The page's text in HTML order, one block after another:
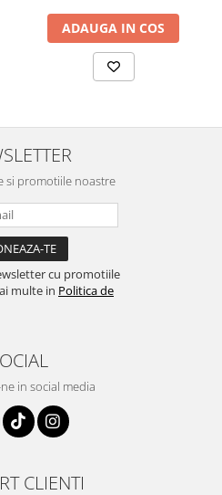
ADAUGA IN COS
si promotiile noastre
cu promotiile
multe in Politica de
in social media
CLIENTI